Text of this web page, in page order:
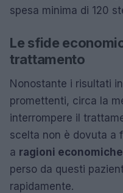
spesa minima di 120
Le sfide
trattamento
Nonostante i risultati
promettenti, circa la
interrompere il
scelta non è dovuta a
a ragioni economiche
perso da questi
rapidamente.